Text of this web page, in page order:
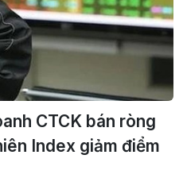
CTCK bán ròng
Index giảm điểm